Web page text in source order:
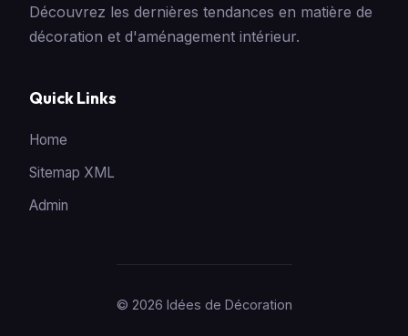
Découvrez les dernières tendances en matière de
décoration et d'aménagement intérieur.
Quick Links
Home
Sitemap XML
Admin
© 2026 Idées de Décoration